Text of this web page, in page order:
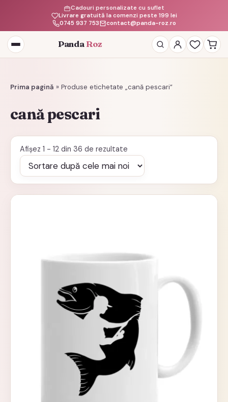
Livrare gratuită la comenzi peste 199 lei
Cadouri personalizate cu suflet
0745 937 753
contact@panda-roz.ro
Deschide
meniul
Panda Roz
Prima pagină » Produse etichetate „cană pescari”
cană pescari
Afișez 1 - 12 din 36 de rezultateSortat
după
cele
mai
recente